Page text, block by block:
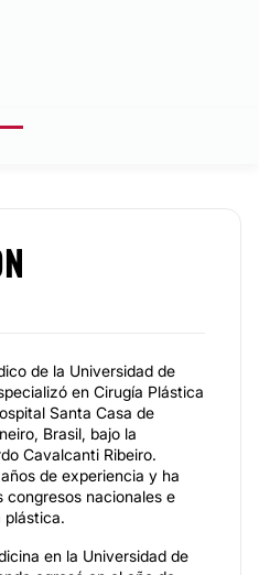
de la Universidad de
en Cirugía Plástica
Santa Casa de
Brasil, bajo la
Cavalcanti Ribeiro.
de experiencia y ha
congresos nacionales e
plástica.
en la Universidad de